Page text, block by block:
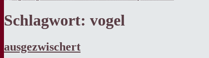
Schlagwort: vogel
ausgezwischert